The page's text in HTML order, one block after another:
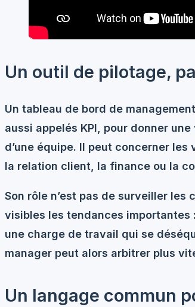
Un outil de pilotage,
Un tableau de bord de
aussi appelés KPI, pour donner
d’une équipe. Il peut concerner
la relation client, la finance ou la
Son rôle n’est pas de surveiller
visibles les tendances importantes
une charge de travail qui se
manager peut alors arbitrer plus
Un langage commun